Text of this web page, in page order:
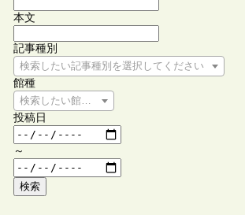
本文
記事種別
検索したい記事種別を選択してください
館種
検索したい館種を選択してください
投稿日
～
検索